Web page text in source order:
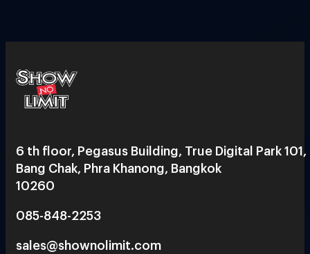
6 th floor, Pegasus Building, True Digital Park 101,
Bang Chak, Phra Khanong, Bangkok
10260
085-848-2253
sales@shownolimit.com